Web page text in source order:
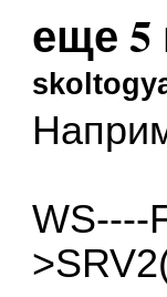
еще 5
WS----